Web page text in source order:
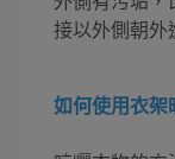
接以外側朝外
如何使用衣架